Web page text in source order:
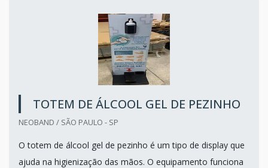
TOTEM DE ÁLCOOL GEL DE PEZINHO
NEOBAND / SÃO PAULO - SP
O totem de álcool gel de pezinho é um tipo de display que
ajuda na higienização das mãos. O equipamento funciona